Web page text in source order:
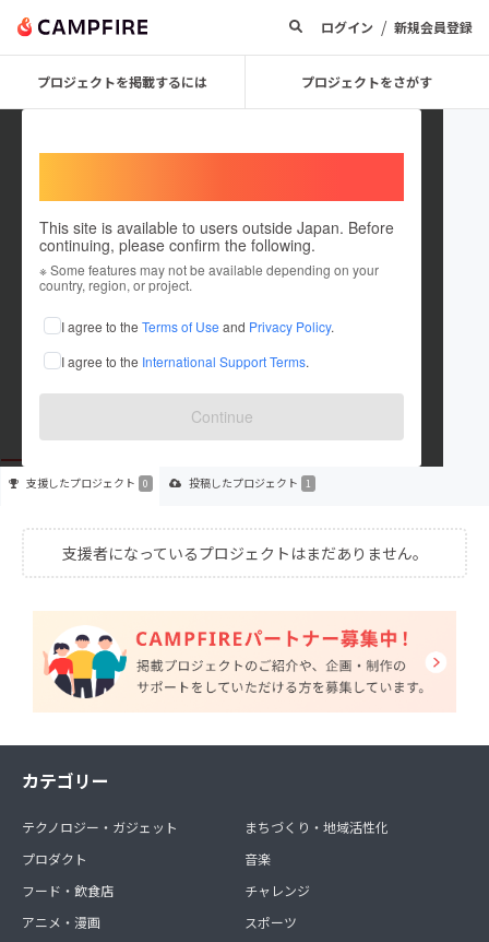
ログイン / 新規会員登録
プロジェクトを掲載するには プロジェクトをさがす
This site is available to users outside Japan. Before
continuing, please confirm the following.
※ Some features may not be available depending on your
country, region, or project.
I agree to the Terms of Use and Privacy Policy.
I agree to the International Support Terms.
Continue
Akito Morishima
これまでに1件のプロジェクトを投稿しています
在住国：未設定
出身国：未設定
支援したプロジェクト 0 投稿したプロジェクト 1
支援者になっているプロジェクトはまだありません。
カテゴリー
テクノロジー・ガジェット
プロダクト
フード・飲食店
アニメ・漫画
まちづくり・地域活性化
音楽
チャレンジ
スポーツ